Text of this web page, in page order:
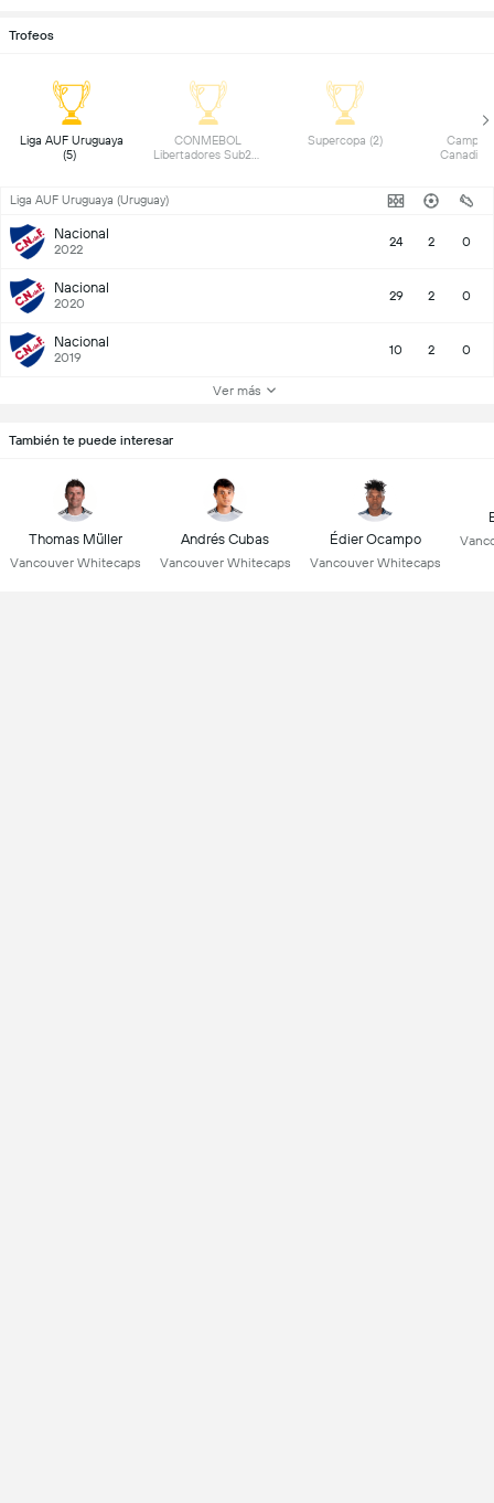
Trofeos
Liga AUF Uruguaya
CONMEBOL
Libertadores Sub20
Supercopa (2)
Liga AUF Uruguaya (Uruguay)
Nacional
2022 24 2 0
Nacional
2020 29 2 0
Nacional
2019 10 2 0
Ver más
También te puede interesar
Thomas Müller
Vancouver Whitecaps
Andrés Cubas
Vancouver Whitecaps
Édier Ocampo
Vancouver Whitecaps